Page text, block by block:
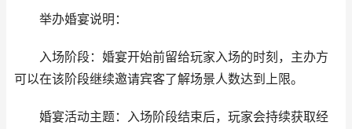
举办婚宴说明：
入场阶段：婚宴开始前留给玩家入场的时刻，主办方
可以在该阶段继续邀请宾客了解场景人数达到上限。
婚宴活动主题：入场阶段结束后，玩家会持续获取经